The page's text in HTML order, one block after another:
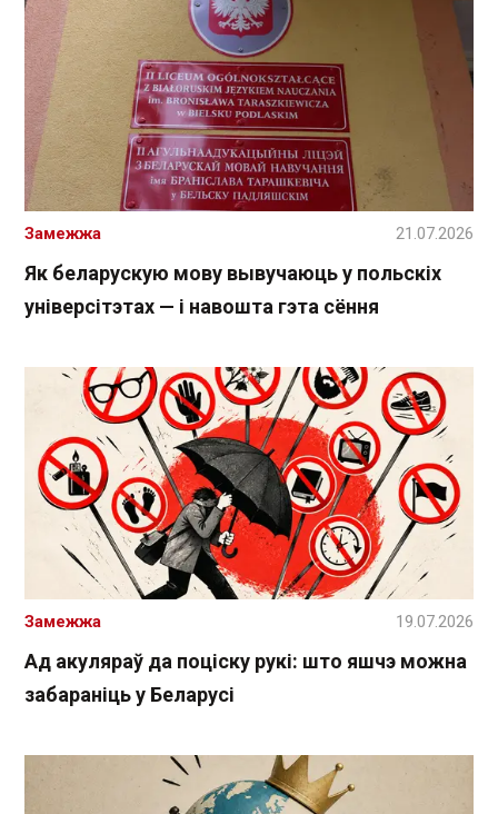
Як беларускую мову вывучаюць у польскіх
універсітэтах — і навошта гэта сёння
Замежжа 21.07.2026
Ад акуляраў да поціску рукі: што яшчэ можна
забараніць у Беларусі
Замежжа 19.07.2026